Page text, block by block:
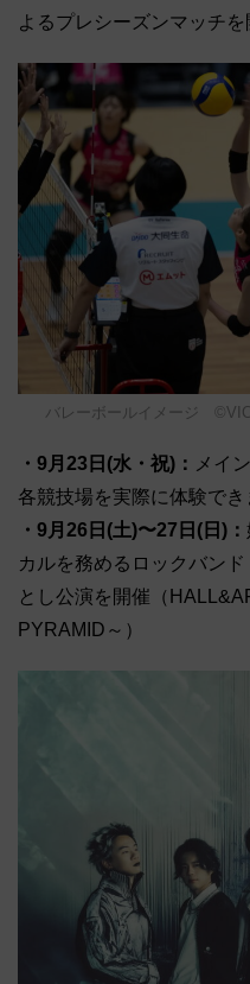
よるプレシーズンマッチを
バレーボールイメージ
・9月23日(水・祝)： メイ
各競技場を実際に体験でき
・9月26日(土)〜27日(日)：
カルを務めるロックバン
とし公演を開催（
PYRAMID～）